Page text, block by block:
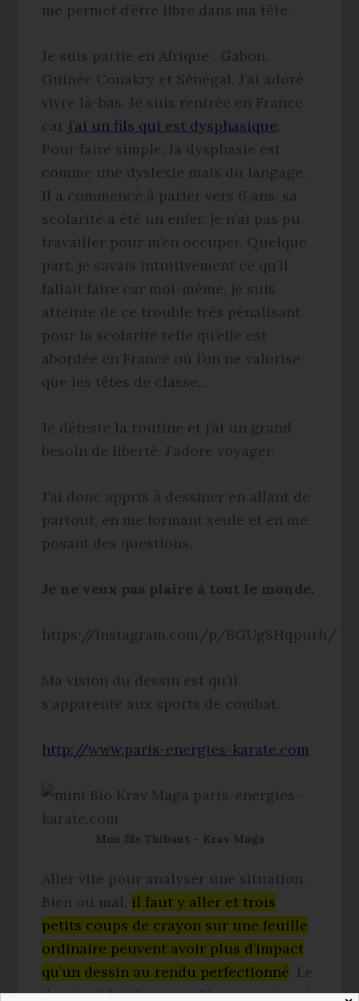
me permet d’être libre dans ma tête.
Je suis partie en Afrique : Gabon,
Guinée Conakry et Sénégal. J’ai adoré
vivre là-bas. Je suis rentrée en France
car j’ai un fils qui est dysphasique.
Pour faire simple, la dysphasie est
comme une dyslexie mais du langage.
Il a commencé à parler vers 6 ans. sa
scolarité a été un enfer. je n’ai pas pu
travailler pour m’en occuper. Quelque
part, je savais intuitivement ce qu’il
fallait faire car moi-même, je suis
atteinte de ce trouble très pénalisant
pour la scolarité telle qu’elle est
abordée en France où l’on ne valorise
que les têtes de classe…
Je déteste la routine et j’ai un grand
besoin de liberté. J’adore voyager.
J’ai donc appris à dessiner en allant de
partout, en me formant seule et en me
posant des questions.
Je ne veux pas plaire à tout le monde.
https://instagram.com/p/BGUg8Hqpurh/
Ma vision du dessin est qu’il
s‘apparente aux sports de combat.
http://www.paris-energies-karate.com
Mon fils Thibaut – Krav Maga
Aller vite pour analyser une situation.
Bien ou mal, il faut y aller et trois
petits coups de crayon sur une feuille
ordinaire peuvent avoir plus d’impact
qu’un dessin au rendu perfectionné. Le
dessin aide à la vente. Si vous arrivez à